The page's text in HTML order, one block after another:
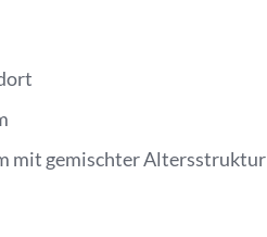
mit gemischter Altersstruktur